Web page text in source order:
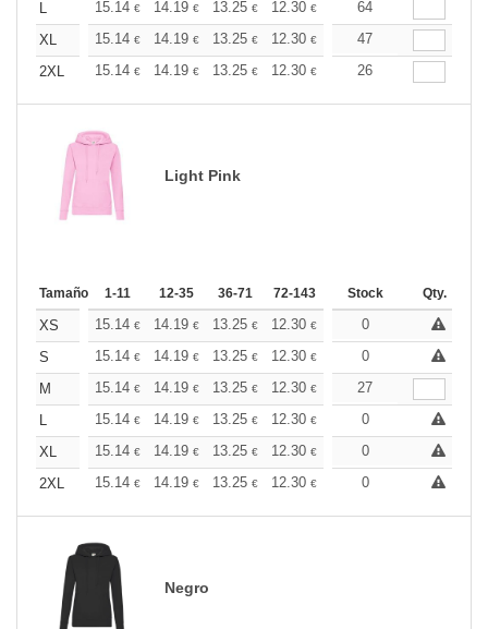
L 15.14 € 14.19 € 13.25 € 12.30 € 11.36€
64
XL
15.14 € 14.19 € 13.25 € 12.30 € 11.36€
47
2XL
15.14 € 14.19 € 13.25 € 12.30 € 11.36€
26
Light Pink
Tamaño 1-11 12-35 36-71 72-143 144-287 288 +
Stock Qty.
XS 15.14 € 14.19 € 13.25 € 12.30 € 11.36 €
0
S
15.14 € 14.19 € 13.25 € 12.30 € 11.36 €
0
M
15.14 € 14.19 € 13.25 € 12.30 € 11.36€
27
L
15.14 € 14.19 € 13.25 € 12.30 € 11.36 €
0
XL
15.14 € 14.19 € 13.25 € 12.30 € 11.36 €
0
2XL
15.14 € 14.19 € 13.25 € 12.30 € 11.36 €
0
Negro